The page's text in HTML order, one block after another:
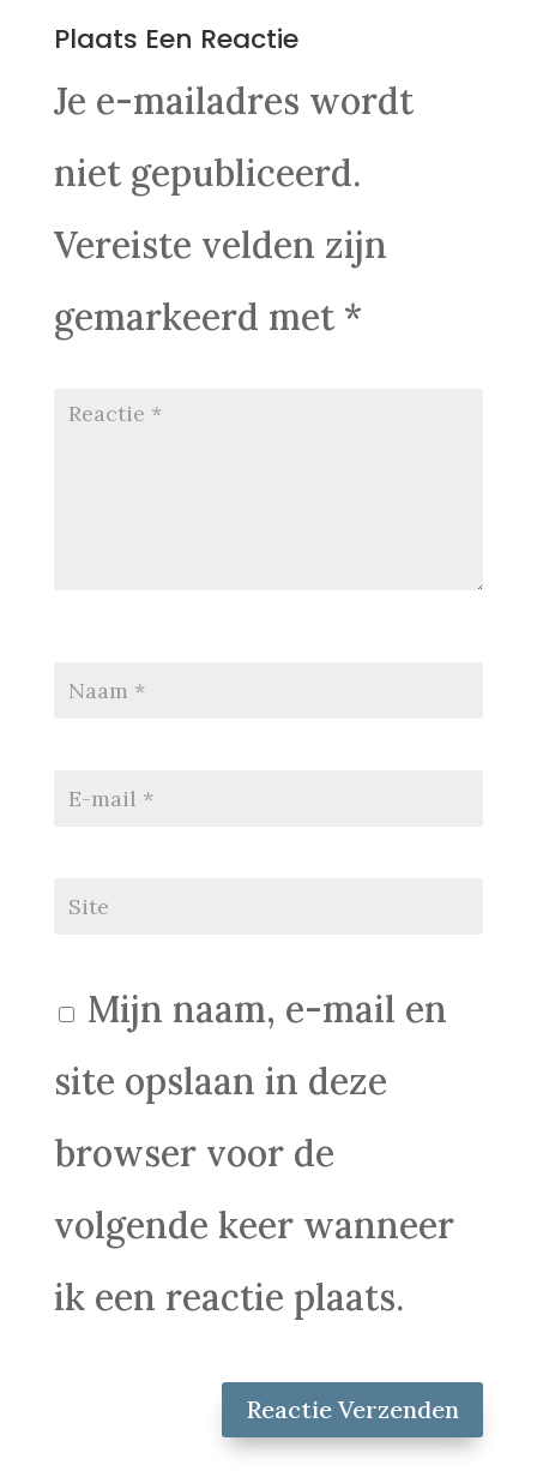
Plaats Een Reactie
Je e-mailadres wordt
niet gepubliceerd.
Vereiste velden zijn
gemarkeerd met *
Mijn naam, e-mail en
site opslaan in deze
browser voor de
volgende keer wanneer
ik een reactie plaats.
Reactie Verzenden